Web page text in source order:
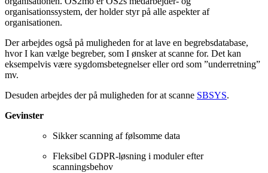
organisationssystem, der holder styr på alle aspekter af
organisationen.
Der arbejdes også på muligheden for at lave en begrebsdatabase,
hvor I kan vælge begreber, som I ønsker at scanne for. Det kan
eksempelvis være sygdomsbetegnelser eller ord som ”underretning”
mv.
Desuden arbejdes der på muligheden for at scanne SBSYS.
Gevinster
Sikker scanning af følsomme data
Fleksibel GDPR-løsning i moduler efter
scanningsbehov